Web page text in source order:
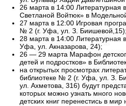
26 марта в 14:00 Литературная
Светланой Войтюк» в
27 марта в 12:00 Игровая
№ 2 (г. Уфа, ул. З. Биишевой,15);
28 марта в 14:00 Литературная
Уфа, ул. Акназарова, 24);
26 — 29 марта Марафон
детей и подростков» в
на открытых просмотрах
библиотеке № 2 (г. Уфа, ул. З.
ул. Ахметова, 316) будут
которых можно узнать много
детских книг перенестись в